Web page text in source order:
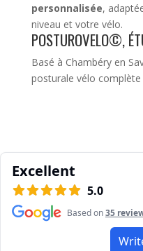
personnalisée,
niveau et votre vélo.
POSTUROVELO©,
Basé à Chambéry en
posturale vélo complète